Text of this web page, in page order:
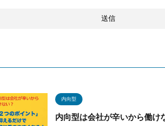
内向型
内向型は会社が辛いから働け